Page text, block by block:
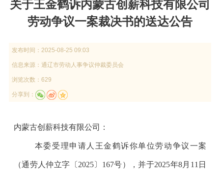
关于王金鹤诉内蒙古创薪科技有限公司
劳动争议一案裁决书的送达公告
发布时间： 2025-08-25 09:03
信息来源： 通辽市劳动人事争议仲裁委员会
浏览次数：629
分享到：
内蒙古创薪科技有限公司 ：
本委受理申请人 王金鹤诉你单位劳动争议一案
（通劳人仲立字〔 2025〕 167号），并于2025年8月 11 日